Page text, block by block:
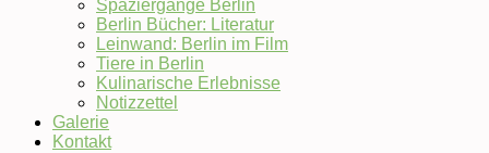
Spaziergänge Berlin
Berlin Bücher: Literatur
Leinwand: Berlin im Film
Tiere in Berlin
Kulinarische Erlebnisse
Notizzettel
Galerie
Kontakt